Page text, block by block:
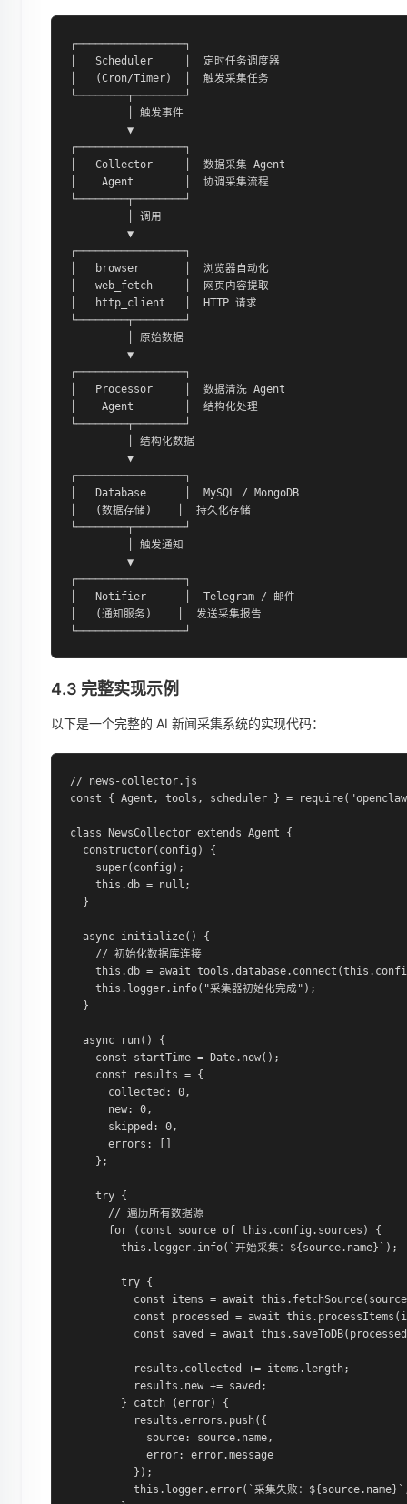
┌─────────────────┐
│   Scheduler     │  定时任务调度器
│   (Cron/Timer)  │  触发采集任务
└────────┬────────┘
         │ 触发事件
         ▼
┌─────────────────┐
│   Collector     │  数据采集 Agent
│    Agent        │  协调采集流程
└────────┬────────┘
         │ 调用
         ▼
┌─────────────────┐
│   browser       │  浏览器自动化
│   web_fetch     │  网页内容提取
│   http_client   │  HTTP 请求
└────────┬────────┘
         │ 原始数据
         ▼
┌─────────────────┐
│   Processor     │  数据清洗 Agent
│    Agent        │  结构化处理
└────────┬────────┘
         │ 结构化数据
         ▼
┌─────────────────┐
│   Database      │  MySQL / MongoDB
│   (数据存储)    │  持久化存储
└────────┬────────┘
         │ 触发通知
         ▼
┌─────────────────┐
│   Notifier      │  Telegram / 邮件
│   (通知服务)    │  发送采集报告
└─────────────────┘
4.3 完整实现示例
以下是一个完整的 AI 新闻采集系统的实现代码：
// news-collector.js
const { Agent, tools, scheduler } =
class NewsCollector extends Agent {
  constructor(config) {
    super(config);
    this.db = null;
  }
  async initialize() {
    // 初始化数据库连接
this.db = await
    this.logger.info("采集器初始化完成");
  }
  async run() {
    const startTime = Date.now();
    const results = {
      collected: 0,
      new: 0,
      skipped: 0,
      errors: []
    };
    try {
      // 遍历所有数据源
      for (const source of this.config.sources) {
        this.logger.info(`开始采集：${source.name}`);
        try {
const items = await
const processed = await
const saved = await
          results.collected += items.length;
          results.new += saved;
        } catch (error) {
          results.errors.push({
            source: source.name,
            error: error.message
          });
this.logger.error(`采集失败：